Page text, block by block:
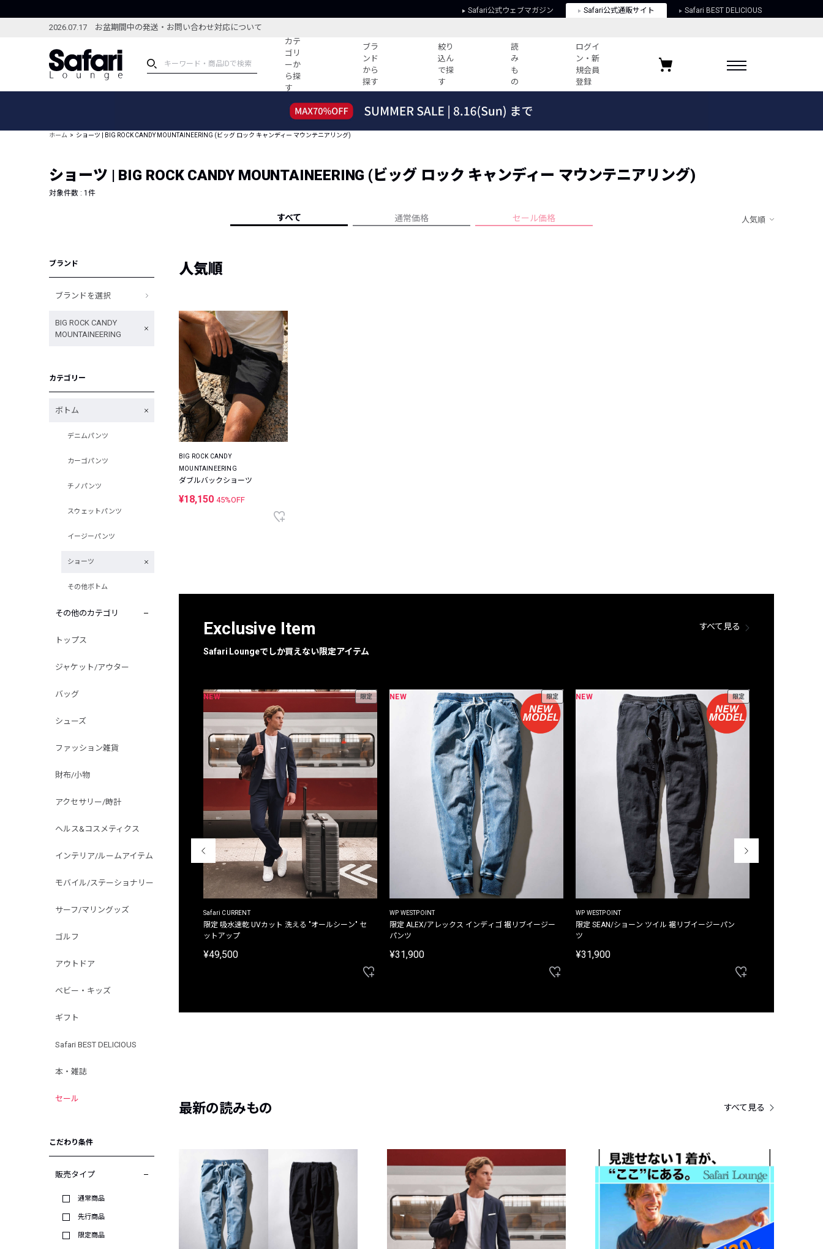
Safari公式ウェブマガジン Safari公式通販サイト Safari BEST DELICIOUS
2026.07.17 お盆期間中の発送・お問い合わせ対応について
カテ
ゴリ
ーか
ら探
す
ブラ
ンド
から
探す
絞り
込ん
で探
す
読
み
も
の
ログイ
ン・新
規会員
登録
ブランドから探す
新着アイテム
編集部のおすすめアイテム
特集記事
コーディネート
すべての記事
2026年のイチオシTシャツ！
ーデ紹介
HOTなコーデ TOP20
人気記事ランキング
よくある質問
プライバシーポリシー
お気に入りブランド
最近チェックしたアイテム
ホーム ショーツ | BIG ROCK CANDY MOUNTAINEERING (ビッグ ロック キャンディー マウンテニアリング)
ショーツ | BIG ROCK CANDY MOUNTAINEERING (ビッグ ロック キャンディー マウンテニアリング)
対象件数 : 1 件
すべて 通常価格 セール価格 人気順
ブランド
ブランドを選択
BIG ROCK CANDY
MOUNTAINEERING
カテゴリー
ボトム
デニムパンツ
カーゴパンツ
チノパンツ
スウェットパンツ
イージーパンツ
ショーツ
その他ボトム
その他のカテゴリ
トップス
ジャケット/アウター
バッグ
シューズ
ファッション雑貨
財布/小物
アクセサリー/時計
ヘルス&コスメティクス
インテリア/ルームアイテム
モバイル/ステーショナリー
サーフ/マリングッズ
ゴルフ
アウトドア
ベビー・キッズ
ギフト
Safari BEST DELICIOUS
本・雑誌
セール
こだわり条件
販売タイプ
通常商品
先行商品
限定商品
人気順
BIG ROCK CANDY
MOUNTAINEERING
ダブルバックショーツ
¥18,150 45%OFF
Exclusive Item
Safari Loungeでしか買えない限定アイテム
すべて見る
NEW 限定
Safari CURRENT
限定 吸水速乾 UVカット 洗える "オールシーン" セ
ットアップ
¥49,500
NEW 限定
WP WESTPOINT
限定 ALEX/アレックス インディゴ 裾リブイージー
パンツ
¥31,900
NEW 限定
WP WESTPOINT
限定 SEAN/ショーン ツイル 裾リブイージーパン
ツ
¥31,900
最新の読みもの すべて見る